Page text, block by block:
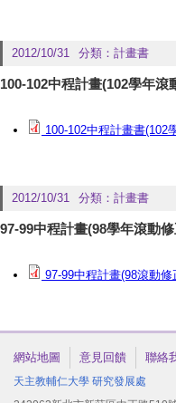
2012/10/31 分類： 計畫書
100-102中程計畫(102學年滾
100-102中程計畫書(102
2012/10/31 分類： 計畫書
97-99中程計畫(98學年滾動
97-99中程計畫(98滾動修
網站地圖 意見回饋 聯絡
天主教輔仁大學 研究發展處